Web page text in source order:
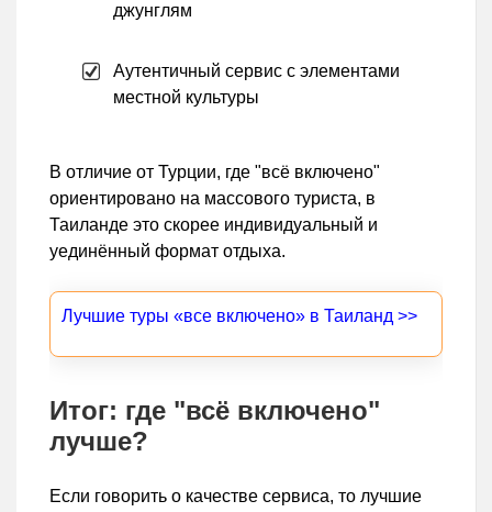
джунглям
Аутентичный сервис с элементами
местной культуры
В отличие от Турции, где "всё включено"
ориентировано на массового туриста, в
Таиланде это скорее индивидуальный и
уединённый формат отдыха.
Лучшие туры «все включено» в Таиланд >>
Итог: где "всё включено"
лучше?
Если говорить о качестве сервиса, то лучшие